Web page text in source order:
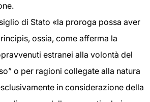
di Stato «la proroga possa aver
ossia, come afferma la
estranei alla volontà del
o per ragioni collegate alla natura
in considerazione della